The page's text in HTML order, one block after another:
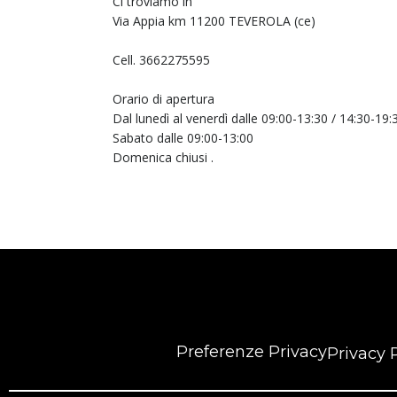
Via Appia km 11200 TEVEROLA (ce)
Cell. 3662275595
Orario di apertura
Dal lunedì al venerdì dalle 09:00-13:30 / 14:30-
Sabato dalle 09:00-13:00
Domenica chiusi .
Preferenze PrivacyPrivacy